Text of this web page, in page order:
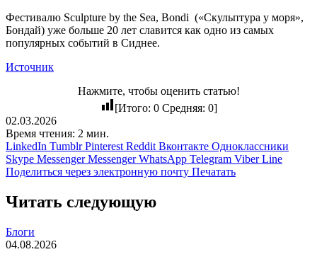
Фестивалю Sculpture by the Sea, Bondi («Скульптура у моря»,
Бондай) уже больше 20 лет славится как одно из самых
популярных событий в Сиднее.
Источник
Нажмите, чтобы оценить статью!
[Итого: 0Средняя: 0]
02.03.2026
Время чтения: 2 мин.
LinkedIn Tumblr Pinterest Reddit Вконтакте Одноклассники
Skype Messenger Messenger WhatsApp Telegram Viber Line
Поделиться через электронную почту Печатать
Читать следующую
Блоги
04.08.2026